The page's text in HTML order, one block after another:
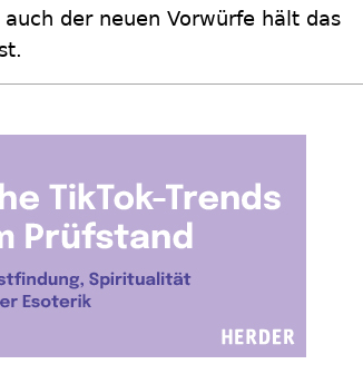
der neuen Vorwürfe hält das